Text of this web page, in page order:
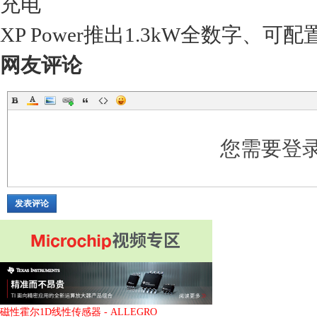
XP Power推出1.3kW全数字、可
网友评论
您需要登
发表评论
磁性霍尔1D线性传感器 - ALLEGRO